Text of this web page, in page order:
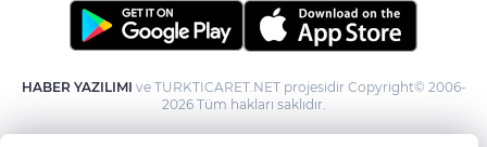
HABER YAZILIMI ve TURKTICARET.NET projesidir Copyright© 2006-
2026 Tüm hakları saklıdır.